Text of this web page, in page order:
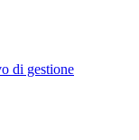
di gestione